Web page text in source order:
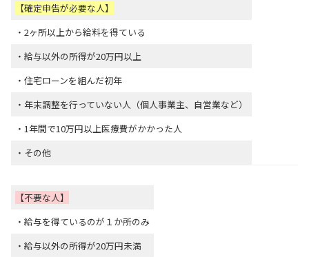
【確定申告が必要な人】
・2ヶ所以上から給料を得ている
・給与以外の所得が20万円以上
・住宅ローンを組んだ初年
・年末調整を行っていない人（個人事業主、自営業など）
・1年間で10万円以上医療費がかかった人
・その他
【不要な人】
・給与を得ているのが１か所のみ
・給与以外の所得が20万円未満